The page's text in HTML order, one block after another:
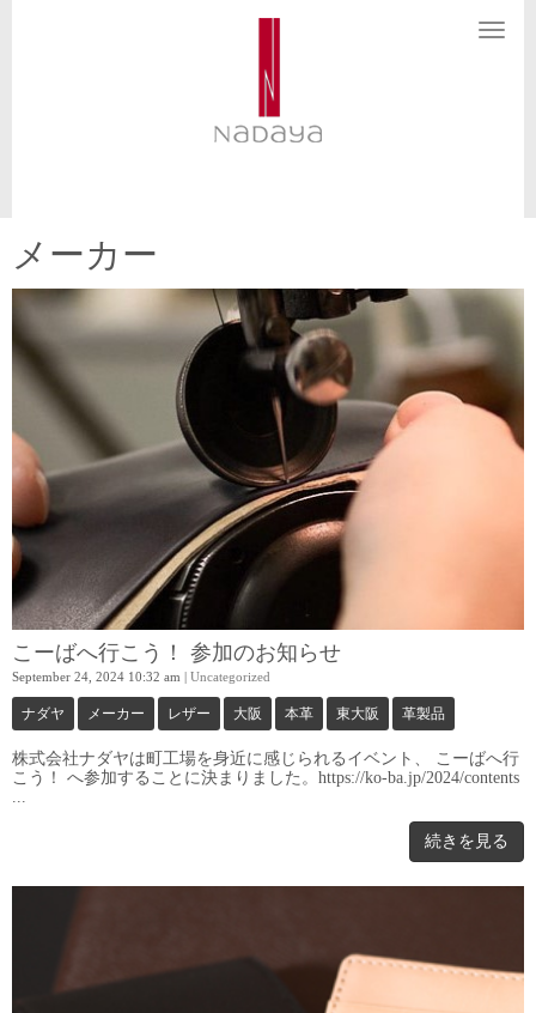
N
メーカー
こーばへ行こう！ 参加のお知らせ
September 24, 2024 10:32 am | Uncategorized
ナダヤ メーカー レザー 大阪 本革 東大阪 革製品
株式会社ナダヤは町工場を身近に感じられるイベント、 こーばへ行
こう！ へ参加することに決まりました。https://ko-ba.jp/2024/contents
続きを見る